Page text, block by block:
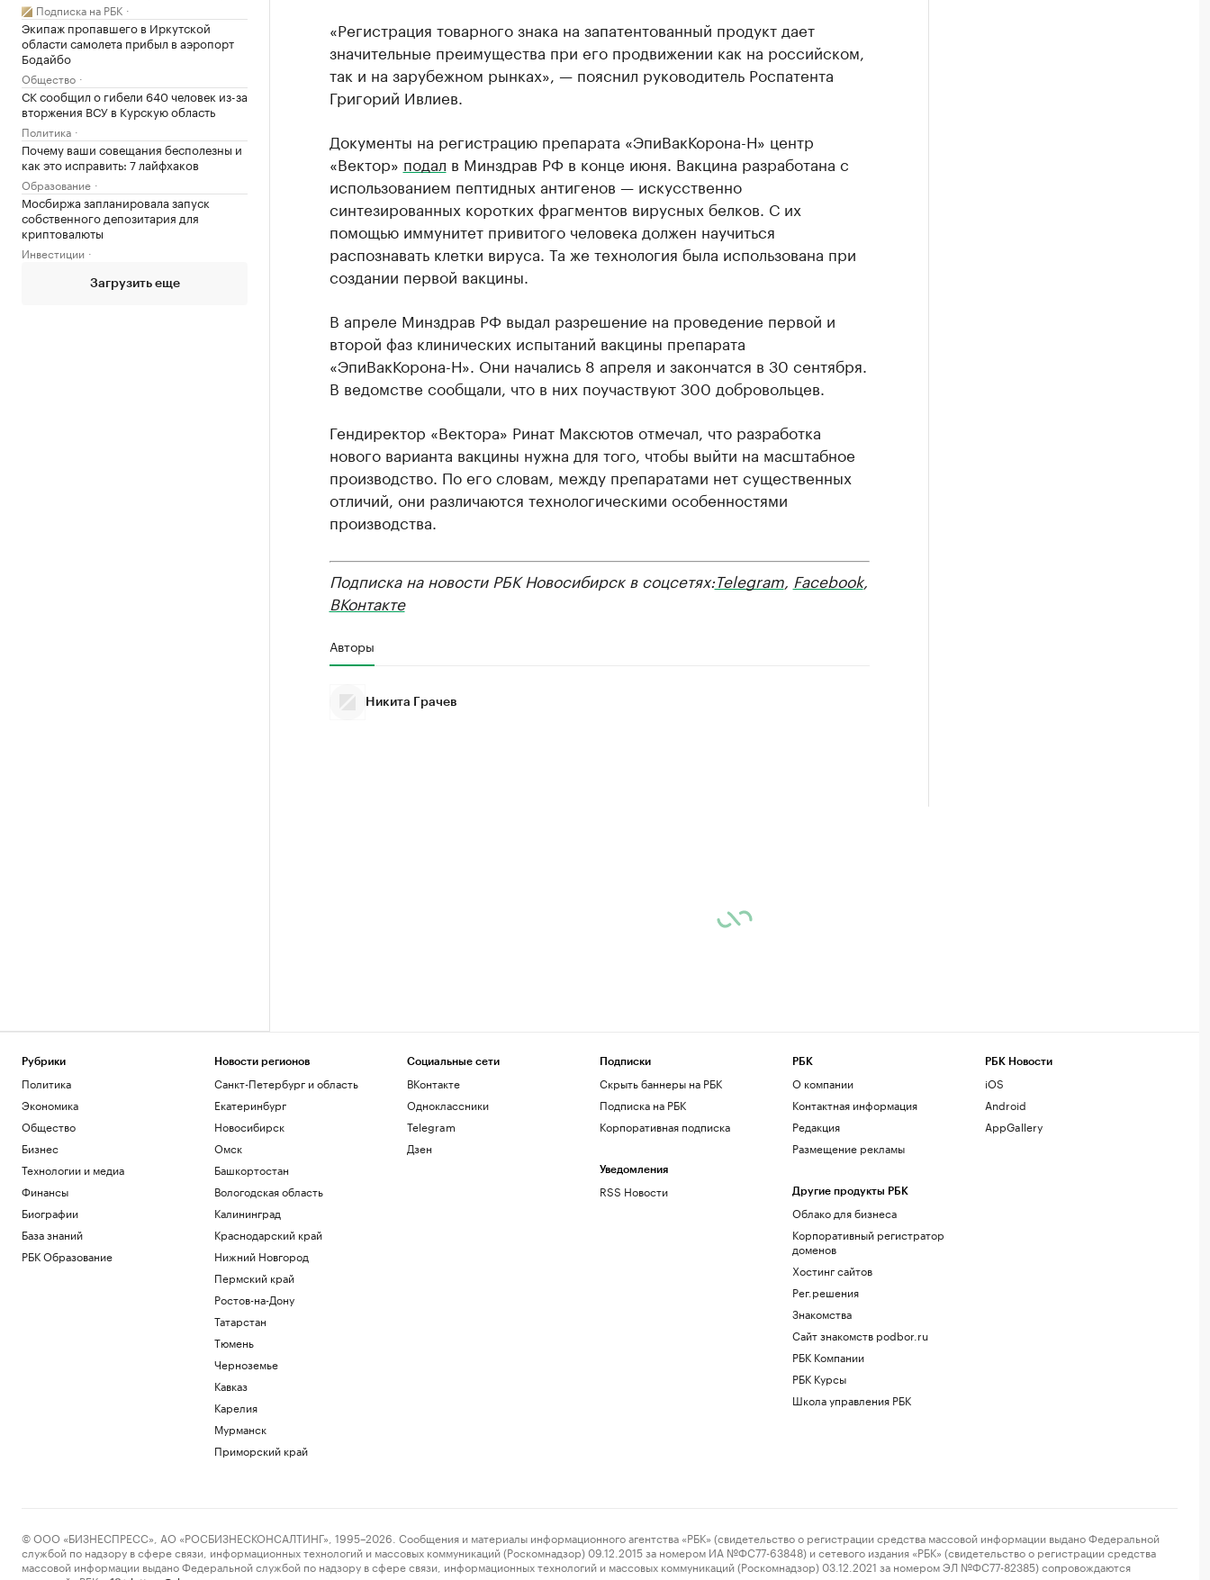
Подписка на РБК
Экипаж пропавшего в Иркутской
области самолета прибыл в аэропорт
Бодайбо
Общество
СК сообщил о гибели 640 человек из-за
вторжения ВСУ в Курскую область
Политика
Почему ваши совещания бесполезны и
как это исправить: 7 лайфхаков
Образование
Мосбиржа запланировала запуск
собственного депозитария для
криптовалюты
Инвестиции
Загрузить еще
«Регистрация товарного знака на запатентованный продукт дает
значительные преимущества при его продвижении как на российском,
так и на зарубежном рынках», — пояснил руководитель Роспатента
Григорий Ивлиев.
Документы на регистрацию препарата «ЭпиВакКорона-Н» центр
«Вектор» подал в Минздрав РФ в конце июня. Вакцина разработана с
использованием пептидных антигенов — искусственно
синтезированных коротких фрагментов вирусных белков. С их
помощью иммунитет привитого человека должен научиться
распознавать клетки вируса. Та же технология была использована при
создании первой вакцины.
В апреле Минздрав РФ выдал разрешение на проведение первой и
второй фаз клинических испытаний вакцины препарата
«ЭпиВакКорона-Н». Они начались 8 апреля и закончатся в 30 сентября.
В ведомстве сообщали, что в них поучаствуют 300 добровольцев.
Гендиректор «Вектора» Ринат Максютов отмечал, что разработка
нового варианта вакцины нужна для того, чтобы выйти на масштабное
производство. По его словам, между препаратами нет существенных
отличий, они различаются технологическими особенностями
производства.
Подписка на новости РБК Новосибирск в соцсетях:Telegram, Facebook,
ВКонтакте
Авторы
Никита Грачев
Рубрики
Политика
Экономика
Общество
Бизнес
Технологии и медиа
Финансы
Биографии
База знаний
РБК Образование
Новости регионов
Санкт-Петербург и область
Екатеринбург
Новосибирск
Омск
Башкортостан
Вологодская область
Калининград
Краснодарский край
Нижний Новгород
Пермский край
Ростов-на-Дону
Татарстан
Тюмень
Черноземье
Кавказ
Карелия
Мурманск
Приморский край
Социальные сети
ВКонтакте
Одноклассники
Telegram
Дзен
Подписки
Скрыть баннеры на РБК
Подписка на РБК
Корпоративная подписка
Уведомления
RSS Новости
РБК
О компании
Контактная информация
Редакция
Размещение рекламы
Другие продукты РБК
Облако для бизнеса
Корпоративный регистратор
доменов
Хостинг сайтов
Рег.решения
Знакомства
Сайт знакомств podbor.ru
РБК Компании
РБК Курсы
Школа управления РБК
РБК Новости
iOS
Android
AppGallery
© ООО «БИЗНЕСПРЕСС», АО «РОСБИЗНЕСКОНСАЛТИНГ», 1995–2026. Сообщения и материалы информационного агентства «РБК» (свидетельство о регистрации средства массовой информации выдано Федеральной
службой по надзору в сфере связи, информационных технологий и массовых коммуникаций (Роскомнадзор) 09.12.2015 за номером ИА №ФС77-63848) и сетевого издания «РБК» (свидетельство о регистрации средства
массовой информации выдано Федеральной службой по надзору в сфере связи, информационных технологий и массовых коммуникаций (Роскомнадзор) 03.12.2021 за номером ЭЛ №ФС77-82385) сопровождаются